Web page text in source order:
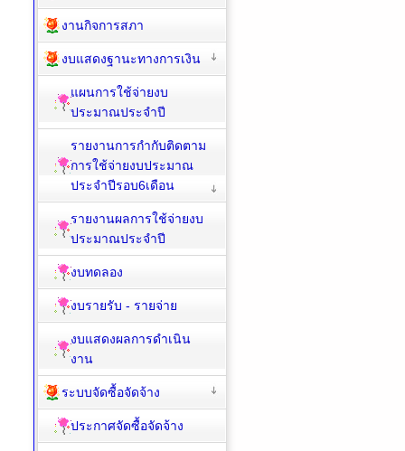
งานกิจการสภา
งบแสดงฐานะทางการเงิน
แผนการใช้จ่ายงบ
ประมาณประจำปี
รายงานการกำกับติดตาม
การใช้จ่ายงบประมาณ
ประจำปีรอบ6เดือน
รายงานผลการใช้จ่ายงบ
ประมาณประจำปี
งบทดลอง
งบรายรับ - รายจ่าย
งบแสดงผลการดำเนิน
งาน
ระบบจัดซื้อจัดจ้าง
ประกาศจัดซื้อจัดจ้าง